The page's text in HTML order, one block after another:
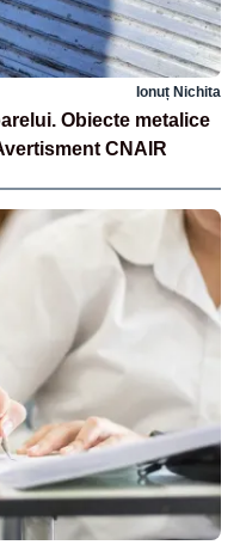
Ionuț Nichita
Obiecte metalice
CNAIR